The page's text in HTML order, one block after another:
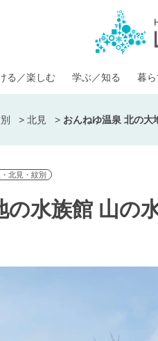
る／楽しむ 学ぶ／知る 暮ら
> 北見 > おんねゆ温泉 北の大
北見・紋別
水族館 山の